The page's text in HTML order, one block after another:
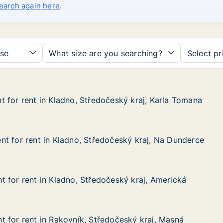
again here.
What size are you searching? Select
kraj, Karla Tomana
Kladno, Středočeský kraj, Karla Tomana
for rent in Kladno, Středočeský kraj, Karla Tomana
for rent in Kladno, Středočeský kraj, Karla Tomana
kraj, Na Dunderce
Kladno, Středočeský kraj, Na Dunderce
for rent in Kladno, Středočeský kraj, Na Dunderce
for rent in Kladno, Středočeský kraj, Na Dunderce
kraj, Americká
Kladno, Středočeský kraj, Americká
for rent in Kladno, Středočeský kraj, Americká
for rent in Kladno, Středočeský kraj, Americká
for rent in Rakovník, Středočeský kraj, Masná
for rent in Rakovník, Středočeský kraj, Masná